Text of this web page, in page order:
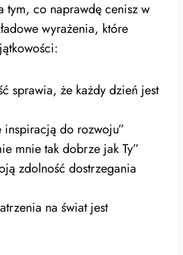
tym, co naprawdę cenisz w
wyrażenia, które
sprawia, że każdy dzień jest
inspiracją do rozwoju”
mnie tak dobrze jak Ty”
zdolność dostrzegania
na świat jest